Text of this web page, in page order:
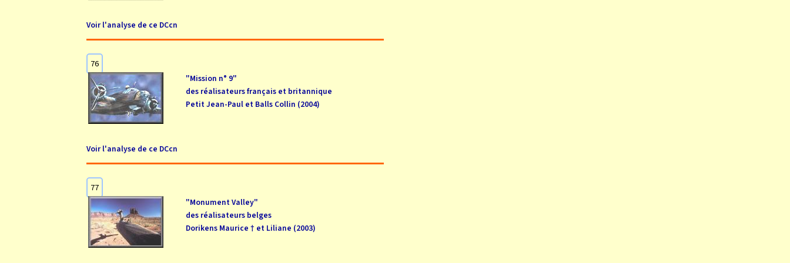
Voir l'analyse de ce DCcn
76
"Mission n° 9"
des réalisateurs français et britannique
Petit Jean-Paul et Balls Collin (2004)
Voir l'analyse de ce DCcn
77
"Monument Valley"
des réalisateurs belges
Dorikens Maurice † et Liliane (2003)